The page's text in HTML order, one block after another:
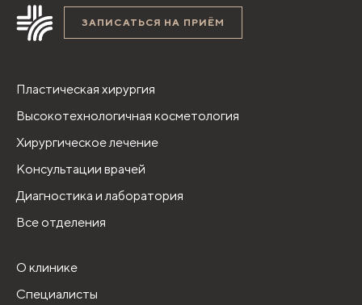
ЗАПИСАТЬСЯ НА ПРИЁМ
Пластическая хирургия
Высокотехнологичная косметология
Хирургическое лечение
Консультации врачей
Диагностика и лаборатория
Все отделения
О клинике
Специалисты